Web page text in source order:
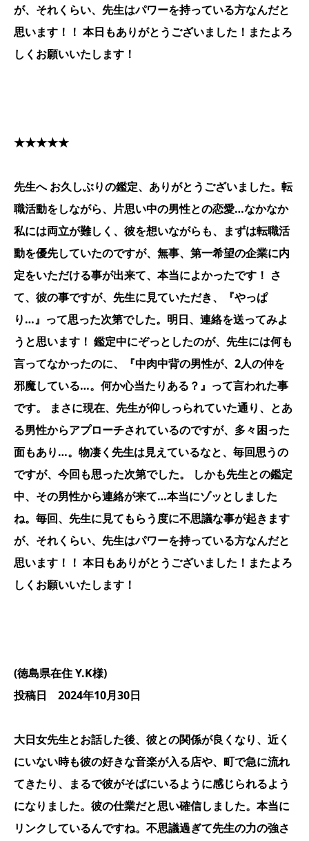
が、それくらい、先生はパワーを持っている方なんだと
思います！！ 本日もありがとうございました！またよろ
しくお願いいたします！
★★★★★
先生へ お久しぶりの鑑定、ありがとうございました。転
職活動をしながら、片思い中の男性との恋愛…なかなか
私には両立が難しく、彼を想いながらも、まずは転職活
動を優先していたのですが、無事、第一希望の企業に内
定をいただける事が出来て、本当によかったです！ さ
て、彼の事ですが、先生に見ていただき、『やっぱ
り…』って思った次第でした。明日、連絡を送ってみよ
うと思います！ 鑑定中にぞっとしたのが、先生には何も
言ってなかったのに、『中肉中背の男性が、2人の仲を
邪魔している…。何か心当たりある？』って言われた事
です。 まさに現在、先生が仰しっられていた通り、とあ
る男性からアプローチされているのですが、多々困った
面もあり…。物凄く先生は見えているなと、毎回思うの
ですが、今回も思った次第でした。 しかも先生との鑑定
中、その男性から連絡が来て…本当にゾッとしました
ね。毎回、先生に見てもらう度に不思議な事が起きます
が、それくらい、先生はパワーを持っている方なんだと
思います！！ 本日もありがとうございました！またよろ
しくお願いいたします！
(徳島県在住 Y.K様)
投稿日 2024年10月30日
大日女先生とお話した後、彼との関係が良くなり、近く
にいない時も彼の好きな音楽が入る店や、町で急に流れ
てきたり、まるで彼がそばにいるように感じられるよう
になりました。彼の仕業だと思い確信しました。本当に
リンクしているんですね。不思議過ぎて先生の力の強さ